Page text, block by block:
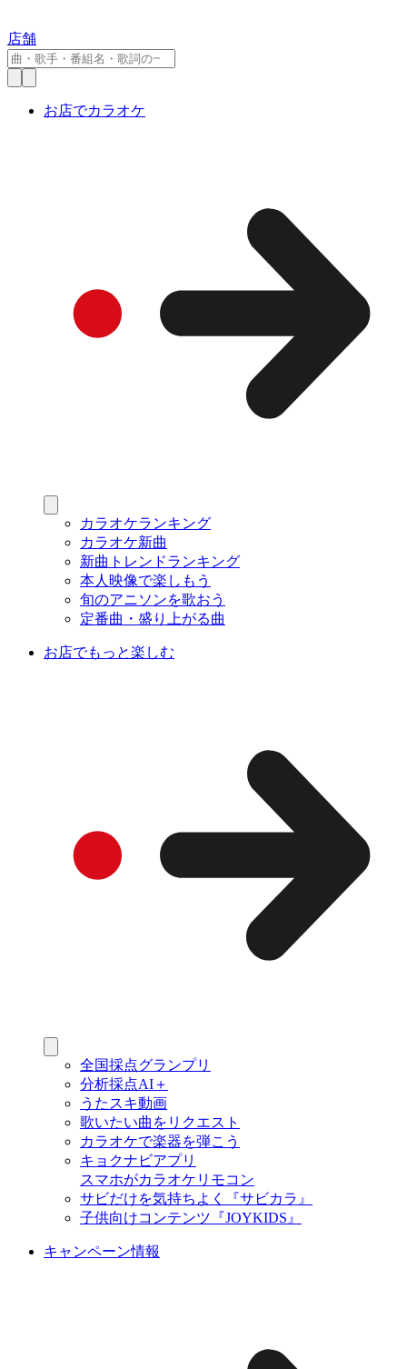
店舗
お店でカラオケ
カラオケランキング
カラオケ新曲
新曲トレンドランキング
本人映像で楽しもう
旬のアニソンを歌おう
定番曲・盛り上がる曲
お店でもっと楽しむ
全国採点グランプリ
分析採点AI＋
うたスキ動画
歌いたい曲をリクエスト
カラオケで楽器を弾こう
キョクナビアプリ
スマホがカラオケリモコン
サビだけを気持ちよく『サビカラ』
子供向けコンテンツ『JOYKIDS』
キャンペーン情報